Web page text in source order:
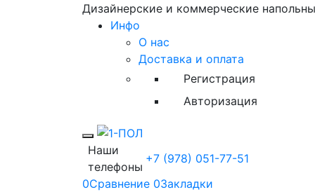
Дизайнерские и коммерческие
Инфо
О нас
Доставка и оплата
Регистрация
Авторизация
Toggle mobile menu
Наши
телефоны
+7 (978) 051-77-51
0Сравнение 0Закладки